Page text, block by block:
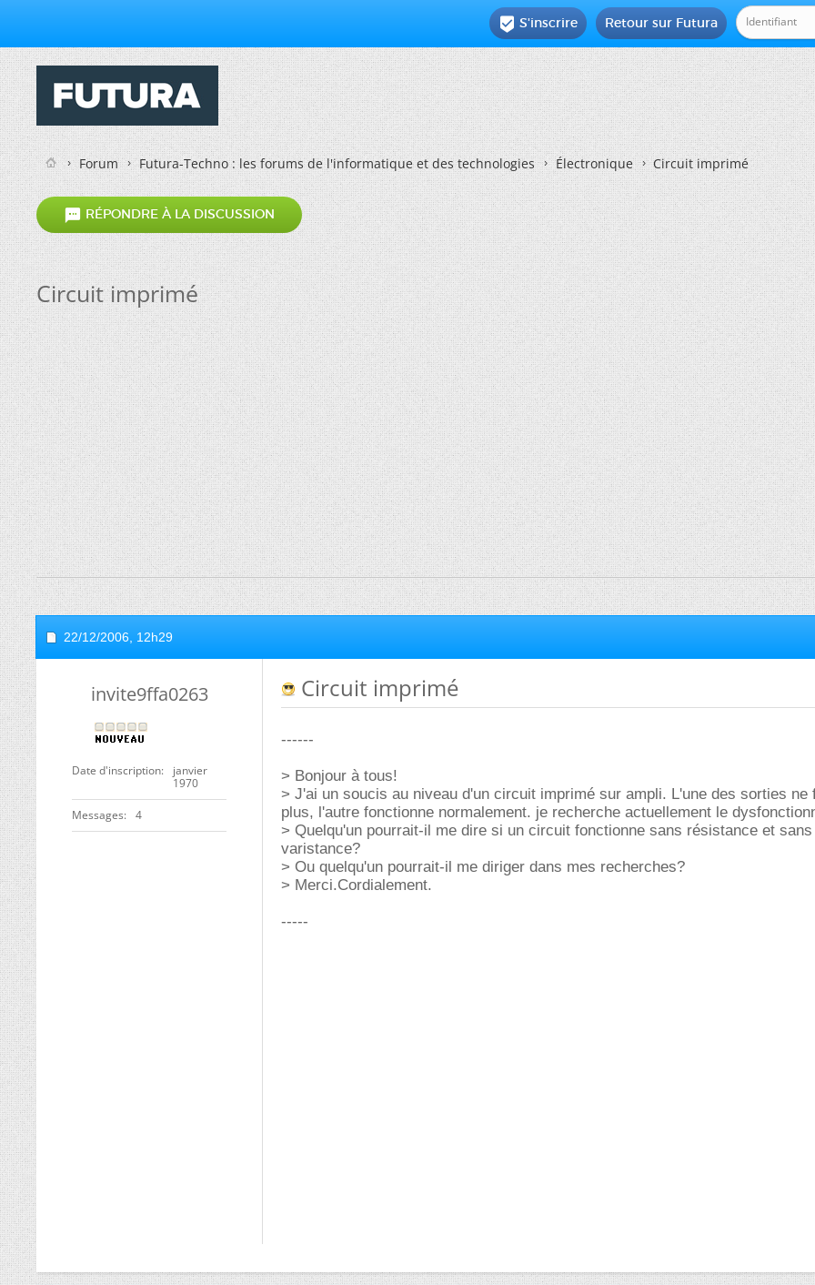
Retour sur Futura
 S'inscrire
Forum Futura-Techno : les forums de l'informatique et des technologies Électronique Circuit imprimé
 RÉPONDRE À LA DISCUSSION
Circuit imprimé
22/12/2006, 12h29
invite9ffa0263
Date d'inscription
janvier
1970
Messages 4
Circuit imprimé
------
> Bonjour à tous!
> J'ai un soucis au niveau d'un circuit imprimé sur ampli. L'une des sorties ne
plus, l'autre fonctionne normalement. je recherche actuellement le
> Quelqu'un pourrait-il me dire si un circuit fonctionne sans résistance et sans
varistance?
> Ou quelqu'un pourrait-il me diriger dans mes recherches?
> Merci.Cordialement.
-----